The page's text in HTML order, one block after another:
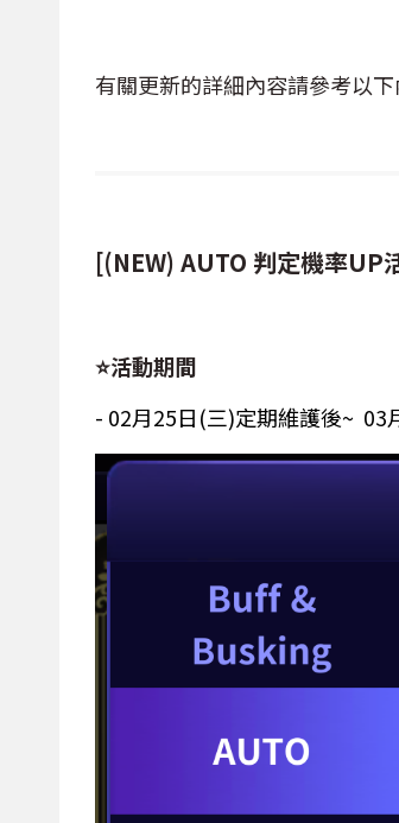
有關更新的詳細內容請參考以下
[(NEW) AUTO 判定機率UP
⭐活動期間
- 02月25日(三)定期維護後~ 03